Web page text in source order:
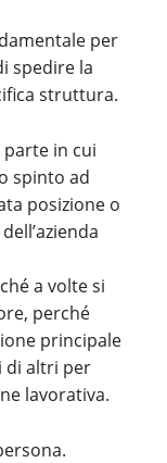
per
spedire la
struttura.
parte in cui
spinto ad
posizione o
a volte si
perché
principale
di altri per
lavorativa.